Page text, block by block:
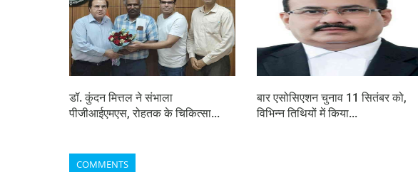
डॉ. कुंदन मित्तल ने संभाला
पीजीआईएमएस, रोहतक के चिकित्सा...
बार एसोसिएशन चुनाव 11 सितंबर को,
विभिन्न तिथियों में किया...
COMMENTS